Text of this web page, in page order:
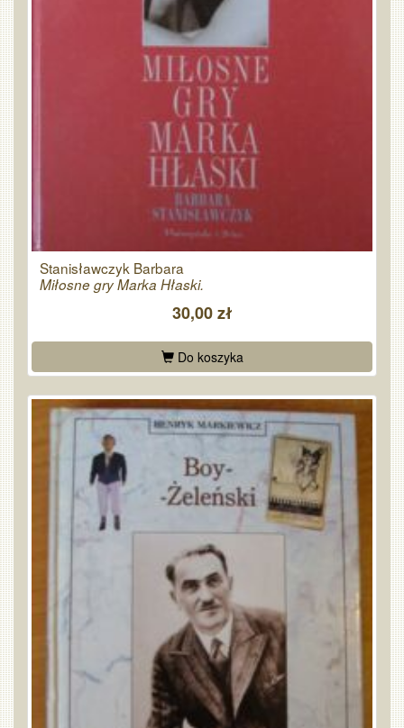
Stanisławczyk Barbara
Miłosne gry Marka Hłaski.
30,00 zł
Do koszyka